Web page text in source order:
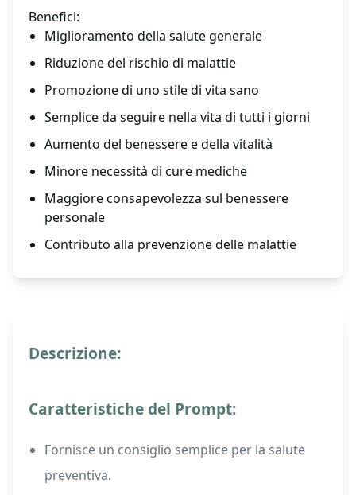
Benefici:
Miglioramento della salute generale
Riduzione del rischio di malattie
Promozione di uno stile di vita sano
Semplice da seguire nella vita di tutti i giorni
Aumento del benessere e della vitalità
Minore necessità di cure mediche
Maggiore consapevolezza sul benessere
personale
Contributo alla prevenzione delle malattie
Descrizione:
Caratteristiche del Prompt:
Fornisce un consiglio semplice per la salute
preventiva.